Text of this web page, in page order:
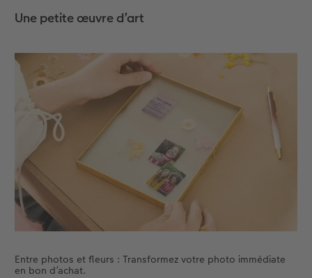
Une petite œuvre d’art
Entre photos et fleurs : Transformez votre photo immédiate
en bon d’achat.